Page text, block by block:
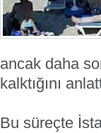
ancak daha
kalktığını
Bu süreçte